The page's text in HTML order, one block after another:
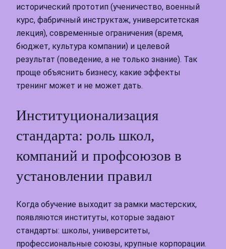
исторический прототип (ученичество, военный
курс, фабричный инструктаж, университетская
лекция), современные ограничения (время,
бюджет, культура компании) и целевой
результат (поведение, а не только знание). Так
проще объяснить бизнесу, какие эффекты
тренинг может и не может дать.
Институционализация
стандарта: роль школ,
компаний и профсоюзов в
установлении правил
Когда обучение выходит за рамки мастерских,
появляются институты, которые задают
стандарты: школы, университеты,
профессиональные союзы, крупные корпорации.